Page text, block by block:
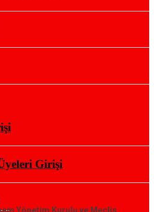
Girişi
Yönetim Kurulu ve Meclis